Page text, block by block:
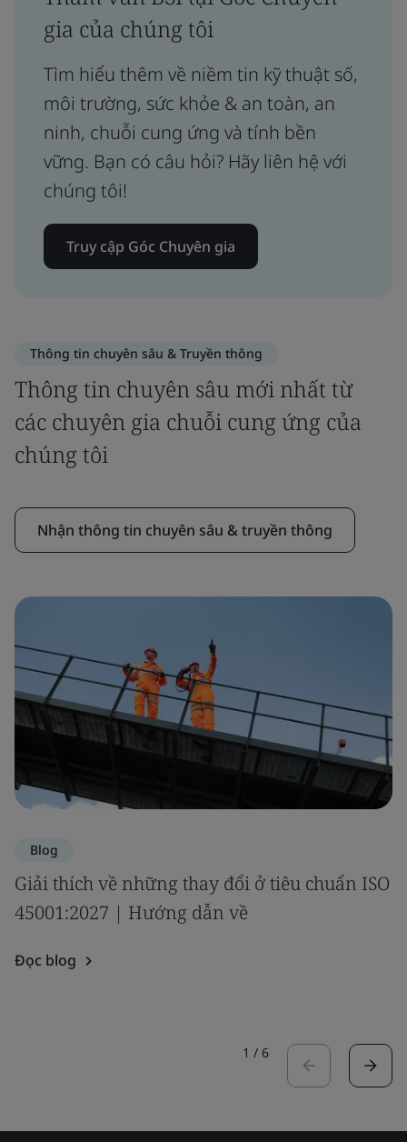
gia của chúng tôi
Tìm hiểu thêm về niềm tin kỹ thuật số,
môi trường, sức khỏe & an toàn, an
ninh, chuỗi cung ứng và tính bền
vững. Bạn có câu hỏi? Hãy liên hệ với
chúng tôi!
Truy cập Góc Chuyên gia
Thông tin chuyên sâu & Truyền thông
Thông tin chuyên sâu mới nhất từ
các chuyên gia chuỗi cung ứng của
chúng tôi
Nhận thông tin chuyên sâu & truyền thông
Blog
Giải thích về những thay đổi ở tiêu chuẩn ISO
45001:2027 | Hướng dẫn về
Đọc blog
1 / 6